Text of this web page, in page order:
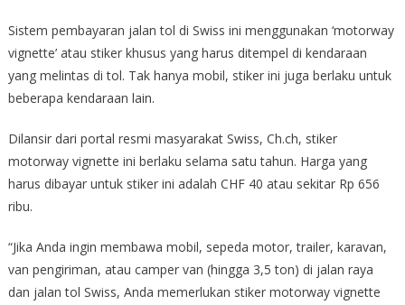
Sistem pembayaran jalan tol di Swiss ini menggunakan ‘motorway
vignette’ atau stiker khusus yang harus ditempel di kendaraan
yang melintas di tol. Tak hanya mobil, stiker ini juga berlaku untuk
beberapa kendaraan lain.
Dilansir dari portal resmi masyarakat Swiss, Ch.ch, stiker
motorway vignette ini berlaku selama satu tahun. Harga yang
harus dibayar untuk stiker ini adalah CHF 40 atau sekitar Rp 656
ribu.
“Jika Anda ingin membawa mobil, sepeda motor, trailer, karavan,
van pengiriman, atau camper van (hingga 3,5 ton) di jalan raya
dan jalan tol Swiss, Anda memerlukan stiker motorway vignette